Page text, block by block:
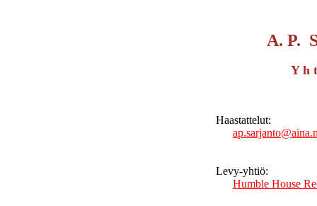
A. P.
Y h
Haastattelut:
Levy-yhtiö:
Humble House